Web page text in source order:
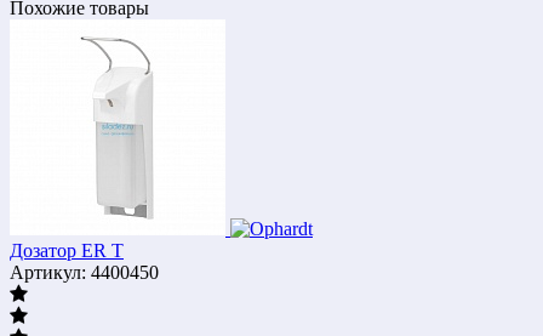
Похожие товары
Дозатор ER T
Артикул: 4400450